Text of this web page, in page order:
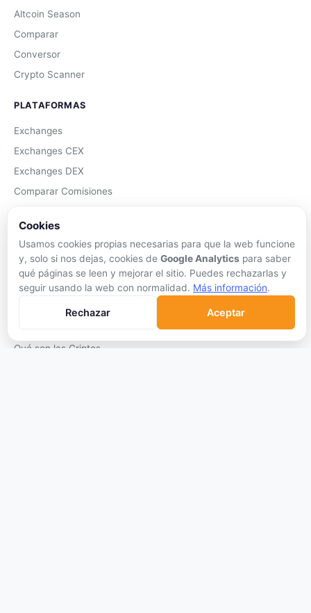
Altcoin Season
Comparar
Conversor
Crypto Scanner
PLATAFORMAS
Exchanges
Exchanges CEX
Exchanges DEX
Comparar Comisiones
Hardware Wallets
Mejor Wallet
Gastar Criptomonedas
Qué son las Criptos
Cookies
Usamos cookies propias necesarias para que la web funcione
y, solo si nos dejas, cookies de Google Analytics para saber
qué páginas se leen y mejorar el sitio. Puedes rechazarlas y
seguir usando la web con normalidad. Más información.
Rechazar Aceptar